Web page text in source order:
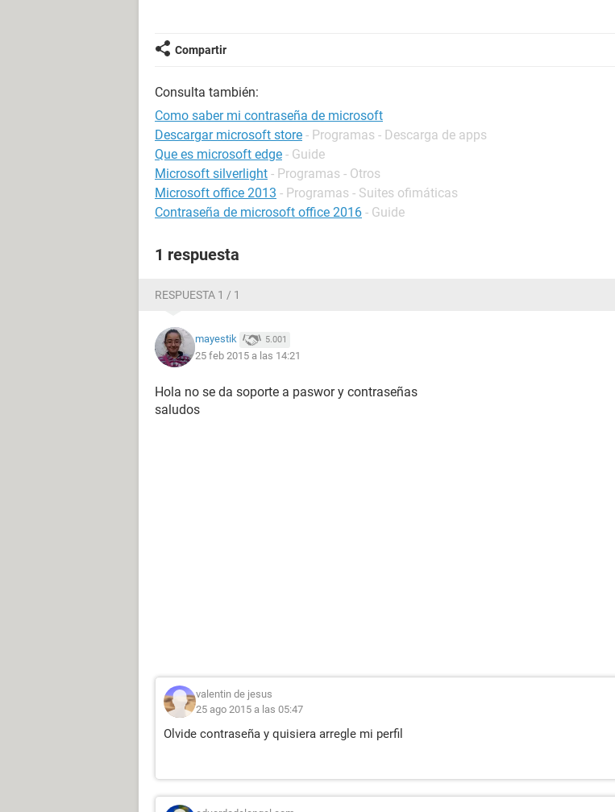
Compartir
Consulta también:
Como saber mi contraseña de microsoft
Descargar microsoft store - Programas - Descarga de apps
Que es microsoft edge - Guide
Microsoft silverlight - Programas - Otros
Microsoft office 2013 - Programas - Suites ofimáticas
Contraseña de microsoft office 2016 - Guide
1 respuesta
RESPUESTA 1 / 1
mayestik 5.001
25 feb 2015 a las 14:21
Hola no se da soporte a paswor y contraseñas
saludos
valentin de jesus
25 ago 2015 a las 05:47
Olvide contraseña y quisiera arregle mi perfil